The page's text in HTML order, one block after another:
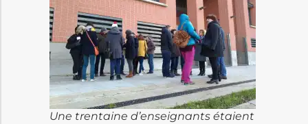
Une trentaine d’enseignants étaient